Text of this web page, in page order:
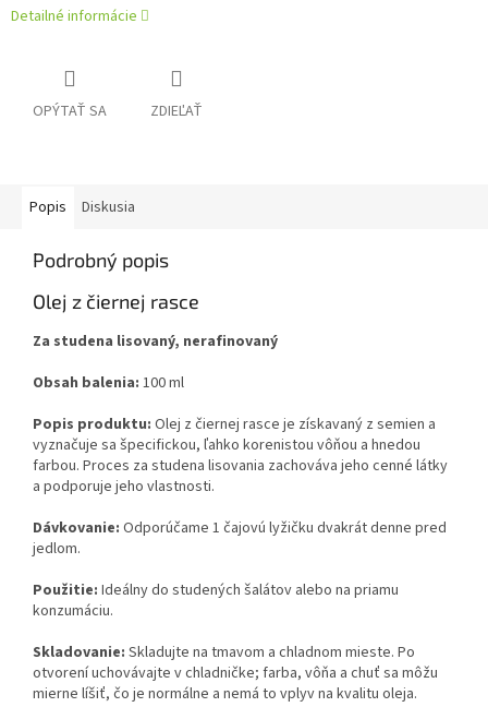
Detailné informácie
OPÝTAŤ SA ZDIEĽAŤ
Popis Diskusia
Podrobný popis
Olej z čiernej rasce
Za studena lisovaný, nerafinovaný
Obsah balenia: 100 ml
Popis produktu: Olej z čiernej rasce je získavaný z semien a
vyznačuje sa špecifickou, ľahko korenistou vôňou a hnedou
farbou. Proces za studena lisovania zachováva jeho cenné látky
a podporuje jeho vlastnosti.
Dávkovanie: Odporúčame 1 čajovú lyžičku dvakrát denne pred
jedlom.
Použitie: Ideálny do studených šalátov alebo na priamu
konzumáciu.
Skladovanie: Skladujte na tmavom a chladnom mieste. Po
otvorení uchovávajte v chladničke; farba, vôňa a chuť sa môžu
mierne líšiť, čo je normálne a nemá to vplyv na kvalitu oleja.